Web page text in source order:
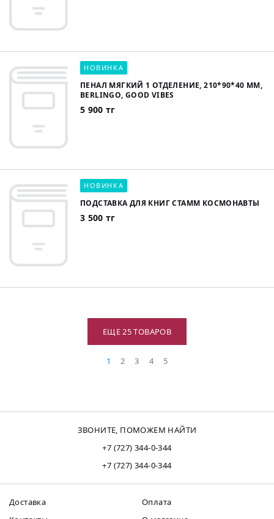
НОВИНКА
ПЕНАЛ МЯГКИЙ 1 ОТДЕЛЕНИЕ, 210*90*40 ММ,
BERLINGO, GOOD VIBES
5 900 тг
НОВИНКА
ПОДСТАВКА ДЛЯ КНИГ СТАММ КОСМОНАВТЫ
3 500 тг
ЕЩЕ 25 ТОВАРОВ
1 2 3 4 5
ЗВОНИТЕ, ПОМОЖЕМ НАЙТИ
+7 (727) 344-0-344
+7 (727) 344-0-344
Доставка
Оплата